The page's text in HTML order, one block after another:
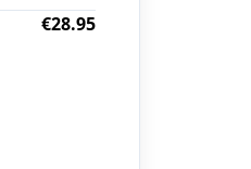
€28.95